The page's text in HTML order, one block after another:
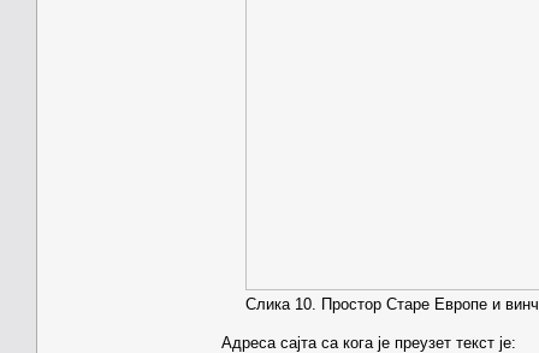
Слика 10. Простор Старе Европе и
Адреса сајта са кога је преузет текст је: